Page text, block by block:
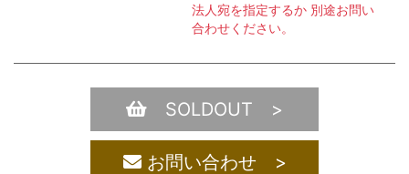
法人宛を指定するか 別途お問い
合わせください。
SOLDOUT >
お問い合わせ >